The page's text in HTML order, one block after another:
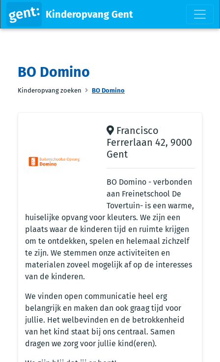
Kinderopvang Gent
BO Domino
Kinderopvang zoeken BO Domino
Francisco
Ferrerlaan 42, 9000
Gent
BO Domino - verbonden
aan Freinetschool De
Tovertuin- is een warme,
huiselijke opvang voor kleuters. We zijn een
plaats waar de kinderen tijd en ruimte krijgen
om te ontdekken, spelen en helemaal zichzelf
te zijn. We stemmen onze activiteiten en
materialen zoveel mogelijk af op de interesses
van de kinderen.
We vinden open communicatie heel erg
belangrijk en maken dan ook graag tijd voor
jullie. Het welbevinden en de betrokkenheid
van het kind staat bij ons centraal. Samen
dragen we zorg voor jullie kind(eren).